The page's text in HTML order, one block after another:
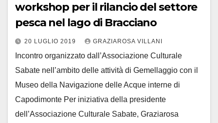
workshop per il rilancio del settore
pesca nel lago di Bracciano
20 LUGLIO 2019 GRAZIAROSA VILLANI
Incontro organizzato dall’Associazione Culturale
Sabate nell’ambito delle attività di Gemellaggio con il
Museo della Navigazione delle Acque interne di
Capodimonte Per iniziativa della presidente
dell’Associazione Culturale Sabate, Graziarosa